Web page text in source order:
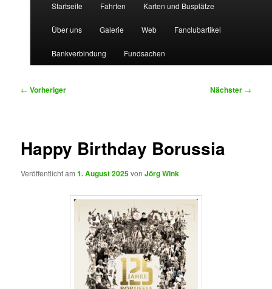
Startseite Fahrten Karten und Busplätze
Über uns Galerie Web Fanclubartikel
Bankverbindung Fundsachen
Beitragsnavigation
← Vorheriger Nächster →
Happy Birthday Borussia
Veröffentlicht am1. August 2025vonJörg Wink